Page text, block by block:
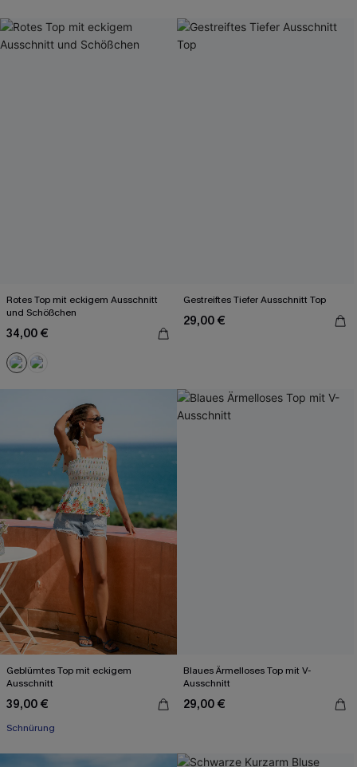
Rotes Top mit eckigem Ausschnitt
und Schößchen
34,00 €
Gestreiftes Tiefer Ausschnitt Top
29,00 €
Geblümtes Top mit eckigem
Ausschnitt
39,00 €
Schnürung
Blaues Ärmelloses Top mit V-
Ausschnitt
29,00 €